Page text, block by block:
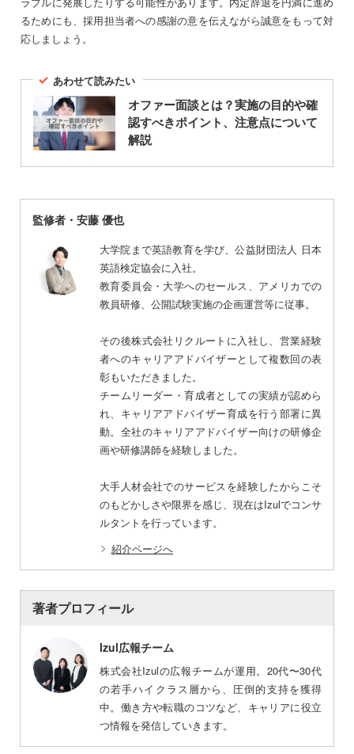
るためにも、採用担当者への感謝の意を伝えながら誠意をもって対
応しましょう。
あわせて読みたい
オファー面談とは？実施の目的や確
認すべきポイント、注意点について
解説
監修者・安藤 優也
大学院まで英語教育を学び、公益財団法人 日本
英語検定協会に入社。
教育委員会・大学へのセールス、アメリカでの
教員研修、公開試験実施の企画運営等に従事。
その後株式会社リクルートに入社し、営業経験
者へのキャリアアドバイザーとして複数回の表
彰もいただきました。
チームリーダー・育成者としての実績が認めら
れ、キャリアアドバイザー育成を行う部署に異
動。全社のキャリアアドバイザー向けの研修企
画や研修講師を経験しました。
大手人材会社でのサービスを経験したからこそ
のもどかしさや限界を感じ、現在はIzulでコンサ
ルタントを行っています。
紹介ページへ
著者プロフィール
Izul広報チーム
株式会社Izulの広報チームが運用。20代〜30代
の若手ハイクラス層から、圧倒的支持を獲得
中。働き方や転職のコツなど、キャリアに役立
つ情報を発信していきます。